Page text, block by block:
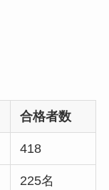
合格者数
418
225名